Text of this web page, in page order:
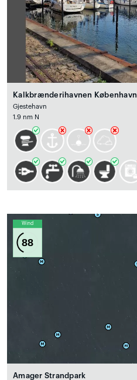
Kalkbrænderihavnen København
Gjestehavn
1.9 nm N
Wind
88
Amager Strandpark